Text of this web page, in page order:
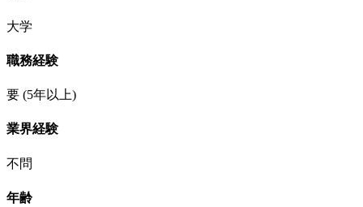
大学
職務経験
要 (5年以上)
業界経験
不問
年齢